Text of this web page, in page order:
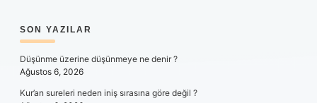
SIDEBAR
SON YAZILAR
Düşünme üzerine düşünmeye ne denir ?
Ağustos 6, 2026
Kur’an sureleri neden iniş sırasına göre değil ?